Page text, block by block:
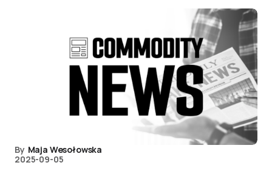
By Maja Wesołowska
2025-09-05